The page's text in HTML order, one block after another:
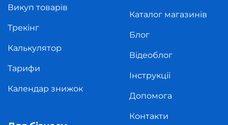
Викуп товарів
Трекінг
Калькулятор
Тарифи
Календар знижок
Каталог магазинів
Блог
Відеоблог
Інструкції
Допомога
Контакти